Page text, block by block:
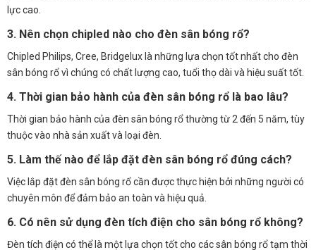
lực cao.
3. Nên chọn chipled nào cho đèn sân bóng rổ?
Chipled Philips, Cree, Bridgelux là những lựa chọn tốt nhất cho đèn
sân bóng rổ vì chúng có chất lượng cao, tuổi thọ dài và hiệu suất tốt.
4. Thời gian bảo hành của đèn sân bóng rổ là bao lâu?
Thời gian bảo hành của đèn sân bóng rổ thường từ 2 đến 5 năm, tùy
thuộc vào nhà sản xuất và loại đèn.
5. Làm thế nào để lắp đặt đèn sân bóng rổ đúng cách?
Việc lắp đặt đèn sân bóng rổ cần được thực hiện bởi những người có
chuyên môn để đảm bảo an toàn và hiệu quả.
6. Có nên sử dụng đèn tích điện cho sân bóng rổ không?
Đèn tích điện có thể là một lựa chọn tốt cho các sân bóng rổ tạm thời